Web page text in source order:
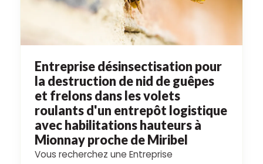
Entreprise désinsectisation pour
la destruction de nid de guêpes
et frelons dans les volets
roulants d'un entrepôt logistique
avec habilitations hauteurs à
Mionnay proche de Miribel
Vous recherchez une Entreprise